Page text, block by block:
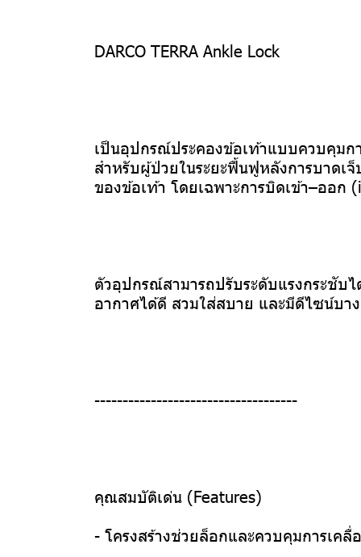
DARCO TERRA Ankle Lock
เป็นอุปกรณ์ประคองข้อเท้าแบบควบคุมก
สำหรับผู้ป่วยในระยะฟื้นฟูหลังการบาดเ
ของข้อเท้า โดยเฉพาะการบิดเข้า–ออก
ตัวอุปกรณ์สามารถปรับระดับแรงกระชับ
อากาศได้ดี สวมใส่สบาย และมีดีไซน์บา
------------------------------------
คุณสมบัติเด่น (Features)
- โครงสร้างช่วยล็อกและควบคุมการเค